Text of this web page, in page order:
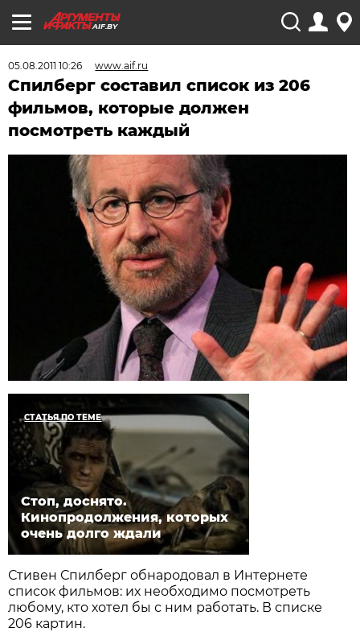
AIF.BY
05.08.2011 10:26 www.aif.ru
Спилберг составил список из 206
фильмов, которые должен
посмотреть каждый
СТАТЬЯ ПО ТЕМЕ
Стоп, доснято.
Кинопродолжения, которых
очень долго ждали
Стивен Спилберг обнародовал в Интернете
список фильмов: их необходимо посмотреть
любому, кто хотел бы с ним работать. В списке
206 картин.